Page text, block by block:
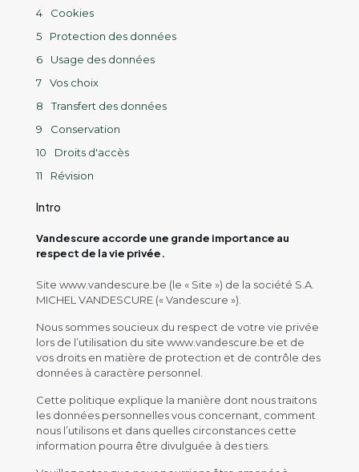
Cookies
Protection des données
Usage des données
Vos choix
Transfert des données
Conservation
Droits d'accès
Révision
Intro
Vandescure accorde une grande importance au
respect de la vie privée.
Site www.vandescure.be (le « Site ») de la société S.A.
MICHEL VANDESCURE (« Vandescure »).
Nous sommes soucieux du respect de votre vie privée
lors de l’utilisation du site www.vandescure.be et de
vos droits en matière de protection et de contrôle des
données à caractère personnel.
Cette politique explique la manière dont nous traitons
les données personnelles vous concernant, comment
nous l’utilisons et dans quelles circonstances cette
information pourra être divulguée à des tiers.